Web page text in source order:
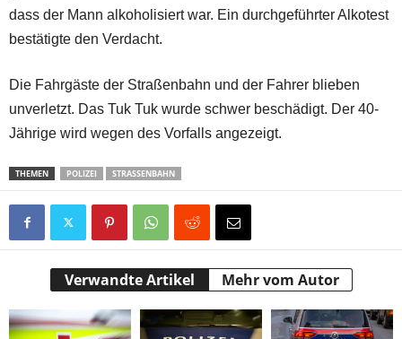
dass der Mann alkoholisiert war. Ein durchgeführter Alkotest
bestätigte den Verdacht.
Die Fahrgäste der Straßenbahn und der Fahrer blieben
unverletzt. Das Tuk Tuk wurde schwer beschädigt. Der 40-
Jährige wird wegen des Vorfalls angezeigt.
THEMEN POLIZEI STRASSENBAHN
Verwandte Artikel Mehr vom Autor